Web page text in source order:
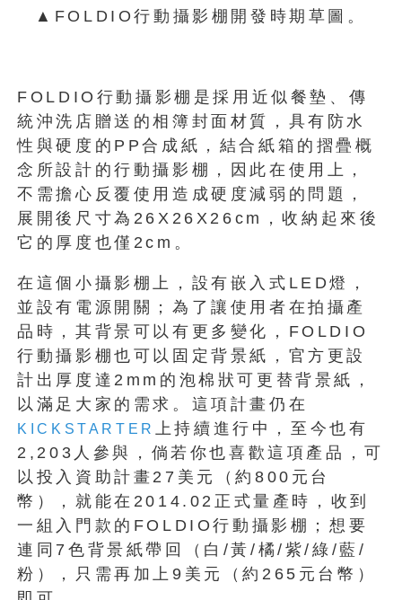
▲FOLDIO行動攝影棚開發時期草圖。
FOLDIO行動攝影棚是採用近似餐墊、傳
統沖洗店贈送的相簿封面材質，具有防水
性與硬度的PP合成紙，結合紙箱的摺疊概
念所設計的行動攝影棚，因此在使用上，
不需擔心反覆使用造成硬度減弱的問題，
展開後尺寸為26X26X26cm，收納起來後
它的厚度也僅2cm。
在這個小攝影棚上，設有嵌入式LED燈，
並設有電源開關；為了讓使用者在拍攝產
品時，其背景可以有更多變化，FOLDIO
行動攝影棚也可以固定背景紙，官方更設
計出厚度達2mm的泡棉狀可更替背景紙，
以滿足大家的需求。這項計畫仍在
KICKSTARTER 上持續進行中，至今也有
2,203人參與，倘若你也喜歡這項產品，可
以投入資助計畫27美元（約800元台
幣），就能在2014.02正式量產時，收到
一組入門款的FOLDIO行動攝影棚；想要
連同7色背景紙帶回（白/黃/橘/紫/綠/藍/
粉），只需再加上9美元（約265元台幣）